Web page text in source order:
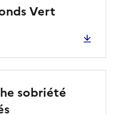
Vert
sobriété